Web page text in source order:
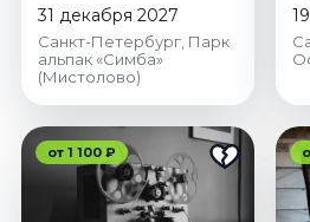
31 декабря 2027
Санкт-Петербург, Парк
альпак «Симба»
(Мистолово)
от 1 100 ₽